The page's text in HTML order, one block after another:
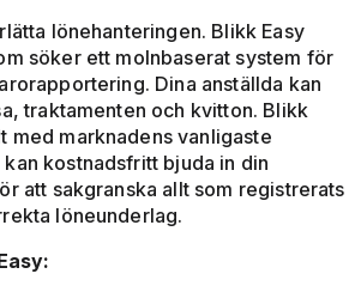
lönehanteringen. Blikk Easy
söker ett molnbaserat system för
Dina anställda kan
traktamenten och kvitton. Blikk
med marknadens vanligaste
kostnadsfritt bjuda in din
att sakgranska allt som registrerats
löneunderlag.